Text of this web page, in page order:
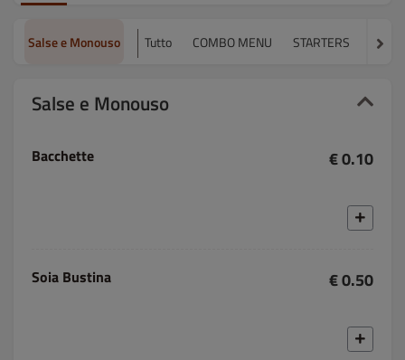
Salse e Monouso Tutto COMBO MENU STARTERS MUN
Salse e Monouso
Bacchette € 0.10
Soia Bustina € 0.50